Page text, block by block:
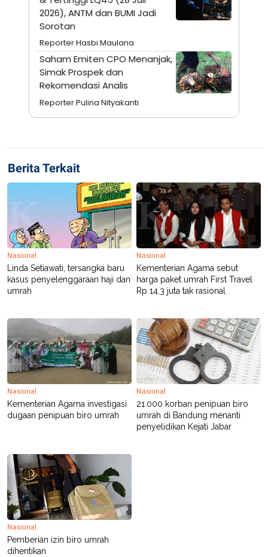
T
A
R
KANAL
P
S
A
T
T
A
I
A
G
E
K
O
N
T
A
N
T
L
I
P
S
U
S
K
O
N
T
A
N
A
C
A
P
R
E
S
S
R
E
L
E
2026), ANTM dan BUMI Jadi
Sorotan
Reporter Hasbi Maulana
Saham Emiten CPO Menanjak,
Simak Prospek dan
Rekomendasi Analis
Reporter Pulina Nityakanti
Berita Terkait
Nasional
Linda Setiawati, tersangka baru
kasus penyelenggaraan haji dan
umrah
Nasional
Kementerian Agama sebut
harga paket umrah First Travel
Rp 14,3 juta tak rasional
Nasional
Kementerian Agama investigasi
dugaan penipuan biro umrah
Nasional
21.000 korban penipuan biro
umrah di Bandung menanti
penyelidikan Kejati Jabar
Nasional
Pemberian izin biro umrah
dihentikan